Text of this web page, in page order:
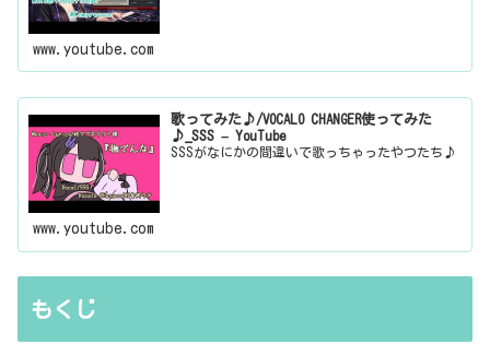
www.youtube.com
歌ってみた♪/VOCALO CHANGER使ってみた
♪_SSS – YouTube
SSSがなにかの間違いで歌っちゃったやつたち♪
www.youtube.com
もくじ